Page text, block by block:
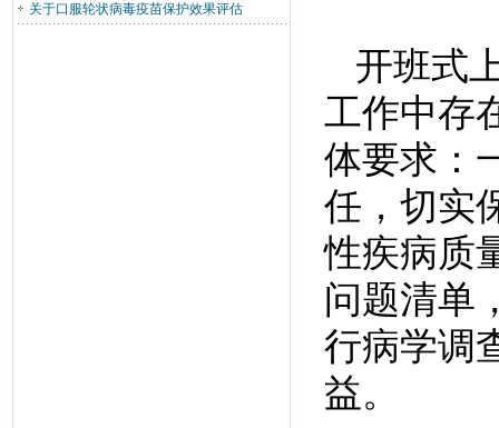
关于口服轮状病毒疫苗保护效果评估
开班式
工作中存
体要求：
任，切实
性疾病质
问题清单
行病学调
益。